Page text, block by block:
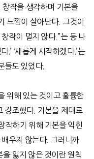
창작을 생각하며 기본을
느낌이 살아난다. 그것이
작이 멀지 않다.”는 등 나
.’ ‘새롭게 시작하겠다.’는
들도 있었다.
위해 있는 것이고 훌륭한
강조했다. 기본을 제대로
작하기 위해 기본을 익힌
우지 않는다.
그러니까
잃지 않은 것이란 원칙